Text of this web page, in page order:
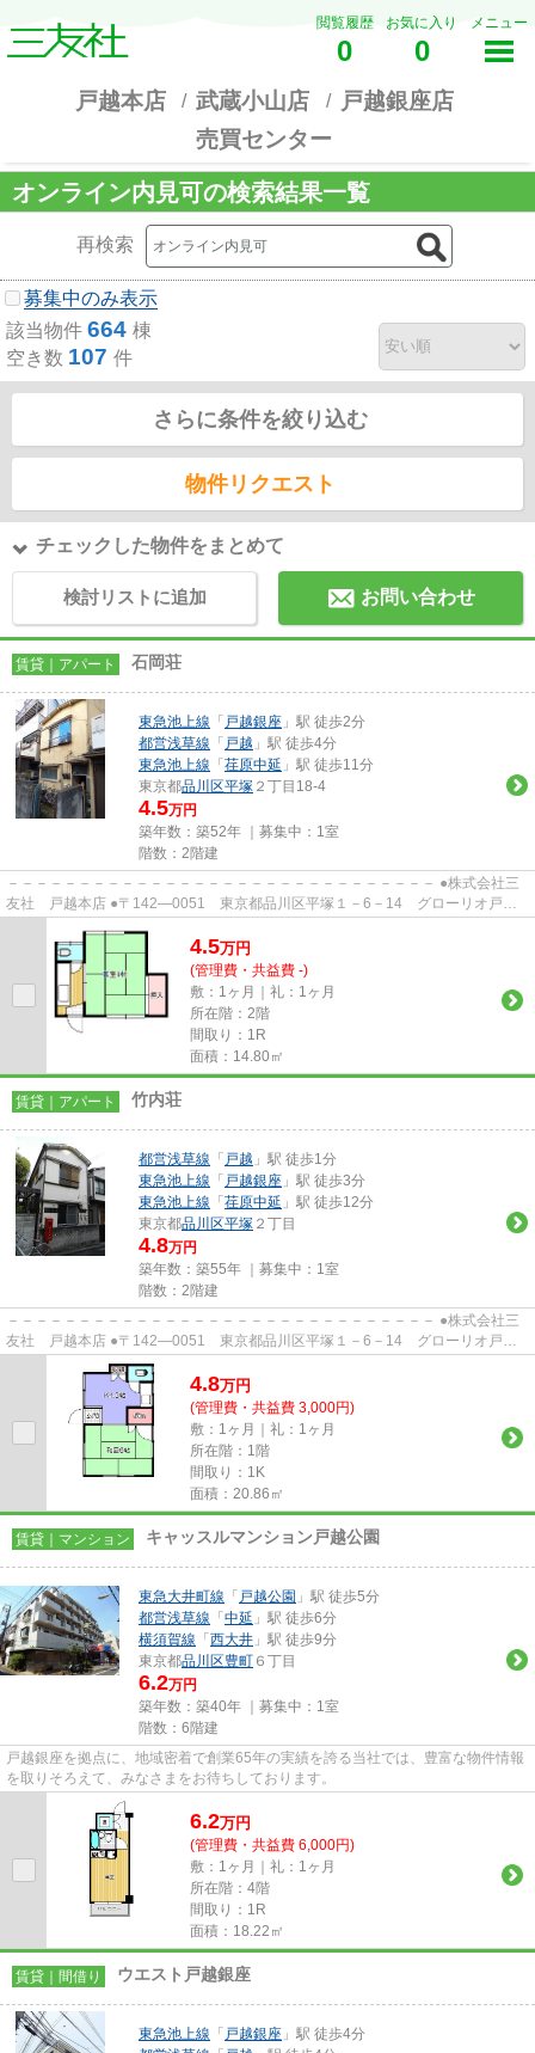
閲覧履歴
0
お気に入り
0
メニュー
戸越本店 武蔵小山店
戸越銀座店
売買センター
オンライン内見可の検索結果一覧
再検索
募集中のみ表示
該当物件 664 棟
空き数 107 件
さらに条件を絞り込む
物件リクエスト
チェックした物件をまとめて
検討リストに追加 お問い合わせ
賃貸｜アパート 石岡荘
東急池上線 「 戸越銀座 」駅 徒歩2分
都営浅草線 「 戸越 」駅 徒歩4分
東急池上線 「 荏原中延 」駅 徒歩11分
東京都品川区平塚 ２丁目18-4
4.5万円
築年数：築52年 ｜募集中： 1室
階数：2階建
－－－－－－－－－－－－－－－－－－－－－－－－－－－－－－ ●株式会社三
友社 戸越本店 ●〒142―0051 東京都品川区平塚１－6－14 グローリオ戸越
4.5万円
(管理費・共益費 -)
敷：1ヶ月｜礼：1ヶ月
所在階：2階
間取り：1R
面積：14.80㎡
賃貸｜アパート 竹内荘
都営浅草線 「 戸越 」駅 徒歩1分
東急池上線 「 戸越銀座 」駅 徒歩3分
東急池上線 「 荏原中延 」駅 徒歩12分
東京都品川区平塚 ２丁目
4.8万円
築年数：築55年 ｜募集中： 1室
階数：2階建
－－－－－－－－－－－－－－－－－－－－－－－－－－－－－－ ●株式会社三
友社 戸越本店 ●〒142―0051 東京都品川区平塚１－6－14 グローリオ戸越
銀座1階 ●TEL：03-3783-1218...
4.8万円
(管理費・共益費 3,000円)
敷：1ヶ月｜礼：1ヶ月
所在階：1階
間取り：1K
面積：20.86㎡
賃貸｜マンション キャッスルマンション戸越公園
東急大井町線 「 戸越公園 」駅 徒歩5分
都営浅草線 「 中延 」駅 徒歩6分
横須賀線 「 西大井 」駅 徒歩9分
東京都品川区豊町 ６丁目
6.2万円
築年数：築40年 ｜募集中： 1室
階数：6階建
戸越銀座を拠点に、地域密着で創業65年の実績を誇る当社では、豊富な物件情報
を取りそろえて、みなさまをお待ちしております。
6.2万円
(管理費・共益費 6,000円)
敷：1ヶ月｜礼：1ヶ月
所在階：4階
間取り：1R
面積：18.22㎡
賃貸｜間借り ウエスト戸越銀座
東急池上線 「 戸越銀座 」駅 徒歩4分